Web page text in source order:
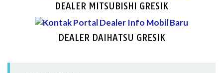
DEALER MITSUBISHI GRESIK
DEALER DAIHATSU GRESIK